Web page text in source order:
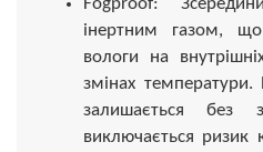
інертним газом, що
вологи на
змінах температури.
залишається без
виключається ризик